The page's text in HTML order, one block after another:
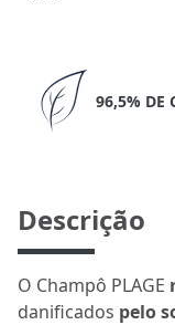
96,5% DE
Descrição
O Champô PLAGE
danificados pelo